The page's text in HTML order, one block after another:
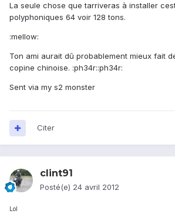
La seule chose que tarriveras à installer
polyphoniques 64 voir 128 tons.
:mellow:
Ton ami aurait dû probablement mieux fait
copine chinoise. :ph34r::ph34r:
Sent via my s2 monster
Citer
clint91
Posté(e) 24 avril 2012
Lol